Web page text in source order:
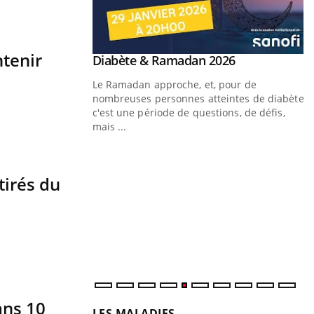
du
10
: se Youtube
Diabète & Ramadan 2026Youtube
Le Ramadan approche, et, pour de
nombreuses personnes atteintes de diabète,
c'est une période de questions, de défis,
mais ...